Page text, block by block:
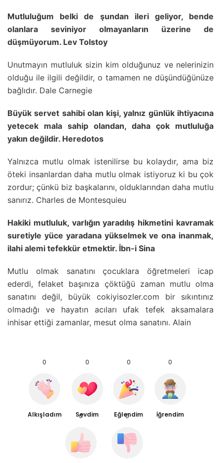
Mutluluğum belki de şundan ileri geliyor, bende
olanlara seviniyor olmayanların üzerine de
düşmüyorum. Lev Tolstoy
Unutmayın mutluluk sizin kim olduğunuz ve nelerinizin
olduğu ile ilgili değildir, o tamamen ne düşündüğünüze
bağlıdır. Dale Carnegie
Büyük servet sahibi olan kişi, yalnız günlük ihtiyacına
yetecek mala sahip olandan, daha çok mutluluğa
yakın değildir. Heredotos
Yalnızca mutlu olmak istenilirse bu kolaydır, ama biz
öteki insanlardan daha mutlu olmak istiyoruz ki bu çok
zordur; çünkü biz başkalarını, olduklarından daha mutlu
sanırız. Charles de Montesquieu
Hakiki mutluluk, varlığın yaradılış hikmetini kavramak
suretiyle yüce yaradana yükselmek ve ona inanmak,
ilahi alemi tefekkür etmektir. İbn-i Sina
Mutlu olmak sanatını çocuklara öğretmeleri icap
ederdi, felaket başınıza çöktüğü zaman mutlu olma
sanatını değil, büyük cokiyisozler.com bir sıkıntınız
olmadığı ve hayatın acıları ufak tefek aksamalara
inhisar ettiği zamanlar, mesut olma sanatını. Alain
0
Alkışladım
0
Sevdim
0
Eğlendim
0
İğrendim
0 0